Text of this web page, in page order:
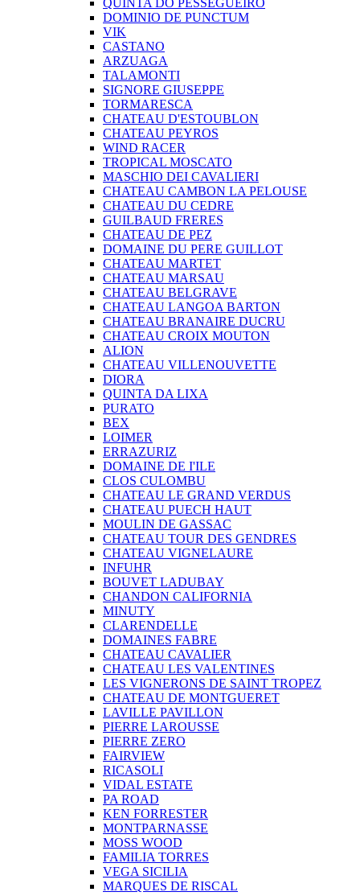
QUINTA DO PESSEGUEIRO
DOMINIO DE PUNCTUM
VIK
CASTANO
ARZUAGA
TALAMONTI
SIGNORE GIUSEPPE
TORMARESCA
CHATEAU D'ESTOUBLON
CHATEAU PEYROS
WIND RACER
TROPICAL MOSCATO
MASCHIO DEI CAVALIERI
CHATEAU CAMBON LA PELOUSE
CHATEAU DU CEDRE
GUILBAUD FRERES
CHATEAU DE PEZ
DOMAINE DU PERE GUILLOT
CHATEAU MARTET
CHATEAU MARSAU
CHATEAU BELGRAVE
CHATEAU LANGOA BARTON
CHATEAU BRANAIRE DUCRU
CHATEAU CROIX MOUTON
ALION
CHATEAU VILLENOUVETTE
DIORA
QUINTA DA LIXA
PURATO
BEX
LOIMER
ERRAZURIZ
DOMAINE DE I'ILE
CLOS CULOMBU
CHATEAU LE GRAND VERDUS
CHATEAU PUECH HAUT
MOULIN DE GASSAC
CHATEAU TOUR DES GENDRES
CHATEAU VIGNELAURE
INFUHR
BOUVET LADUBAY
CHANDON CALIFORNIA
MINUTY
CLARENDELLE
DOMAINES FABRE
CHATEAU CAVALIER
CHATEAU LES VALENTINES
LES VIGNERONS DE SAINT TROPEZ
CHATEAU DE MONTGUERET
LAVILLE PAVILLON
PIERRE LAROUSSE
PIERRE ZERO
FAIRVIEW
RICASOLI
VIDAL ESTATE
PA ROAD
KEN FORRESTER
MONTPARNASSE
MOSS WOOD
FAMILIA TORRES
VEGA SICILIA
MARQUES DE RISCAL